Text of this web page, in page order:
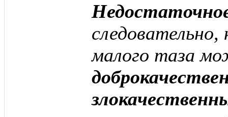
следовательно,
малого таза